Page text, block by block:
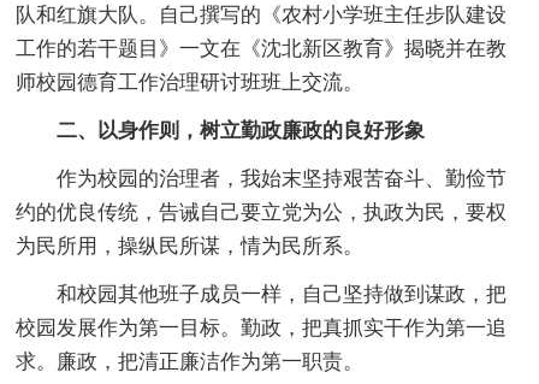
队和红旗大队。自己撰写的《农村小学班主任步队建设
工作的若干题目》一文在《沈北新区教育》揭晓并在教
师校园德育工作治理研讨班班上交流。
二、以身作则，树立勤政廉政的良好形象
作为校园的治理者，我始末坚持艰苦奋斗、勤俭节
约的优良传统，告诫自己要立党为公，执政为民，要权
为民所用，操纵民所谋，情为民所系。
和校园其他班子成员一样，自己坚持做到谋政，把
校园发展作为第一目标。勤政，把真抓实干作为第一追
求。廉政，把清正廉洁作为第一职责。